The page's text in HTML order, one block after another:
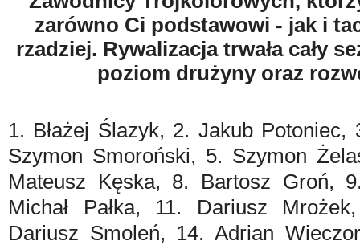
zarówno Ci podstawowi - jak i
rzadziej. Rywalizacja trwała cały
poziom drużyny oraz
1. Błażej Ślazyk, 2. Jakub Potoniec,
Szymon Smoroński, 5. Szymon
Mateusz Kęska, 8. Bartosz Groń,
Michał Pałka, 11. Dariusz
Dariusz Smoleń, 14. Adrian